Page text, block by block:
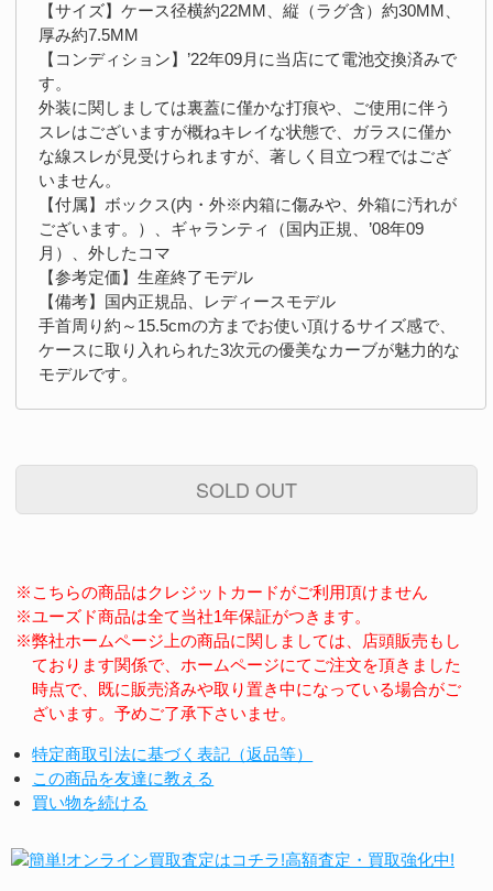
【サイズ】ケース径横約22MM、縦（ラグ含）約30MM、
厚み約7.5MM
【コンディション】’22年09月に当店にて電池交換済みで
す。
外装に関しましては裏蓋に僅かな打痕や、ご使用に伴う
スレはございますが概ねキレイな状態で、ガラスに僅か
な線スレが見受けられますが、著しく目立つ程ではござ
いません。
【付属】ボックス(内・外※内箱に傷みや、外箱に汚れが
ございます。）、ギャランティ（国内正規、’08年09
月）、外したコマ
【参考定価】生産終了モデル
【備考】国内正規品、レディースモデル
手首周り約～15.5cmの方までお使い頂けるサイズ感で、
ケースに取り入れられた3次元の優美なカーブが魅力的な
モデルです。
SOLD OUT
※こちらの商品はクレジットカードがご利用頂けません
※ユーズド商品は全て当社1年保証がつきます。
※弊社ホームページ上の商品に関しましては、店頭販売もし
ております関係で、ホームページにてご注文を頂きました
時点で、既に販売済みや取り置き中になっている場合がご
ざいます。予めご了承下さいませ。
特定商取引法に基づく表記（返品等）
この商品を友達に教える
買い物を続ける